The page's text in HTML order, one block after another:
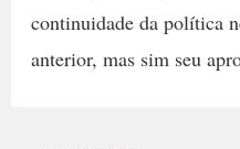
continuidade da política
anterior, mas sim seu